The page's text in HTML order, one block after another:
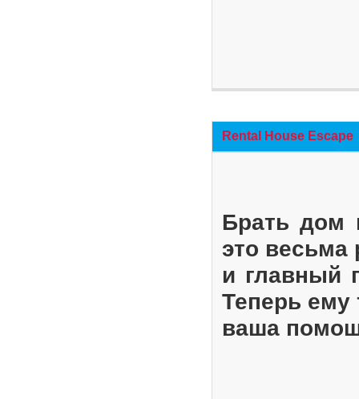
Rental House Escape
Брать дом
это весьма
и главный
Теперь ему
ваша